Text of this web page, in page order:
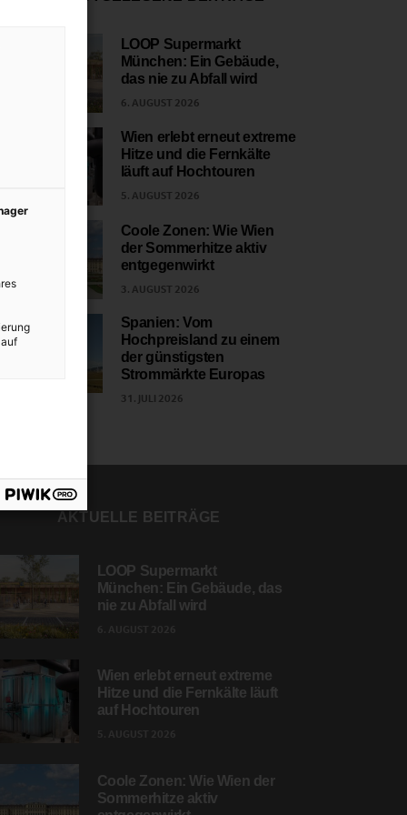
LOOP Supermarkt
München: Ein Gebäude,
das nie zu Abfall wird
6. AUGUST 2026
Wien erlebt erneut extreme
Hitze und die Fernkälte
läuft auf Hochtouren
5. AUGUST 2026
Coole Zonen: Wie Wien
der Sommerhitze aktiv
entgegenwirkt
3. AUGUST 2026
Spanien: Vom
Hochpreisland zu einem
der günstigsten
Strommärkte Europas
31. JULI 2026
AKTUELLE BEITRÄGE
LOOP Supermarkt
München: Ein Gebäude, das
nie zu Abfall wird
Wien erlebt erneut extreme
Hitze und die Fernkälte läuft
auf Hochtouren
Coole Zonen: Wie Wien der
Sommerhitze aktiv